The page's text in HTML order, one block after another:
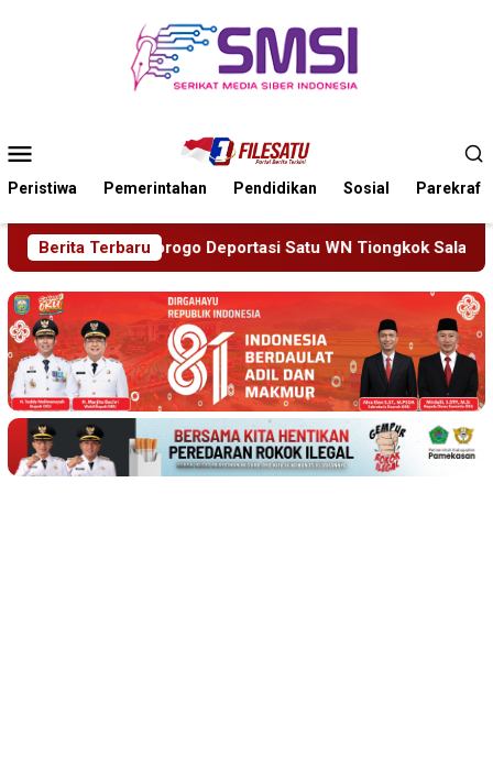
Mobile
Peristiwa Pemerintahan Pendidikan Sosial Parekraf
Berita Terbaru
Satu WN Tiongkok Salahgunakan Ijin Tinggal 19